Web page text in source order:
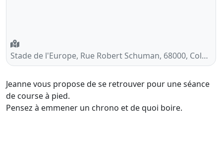
Stade de l'Europe, Rue Robert Schuman, 68000, Colmar, France
Jeanne vous propose de se retrouver pour une séance
de course à pied.
Pensez à emmener un chrono et de quoi boire.